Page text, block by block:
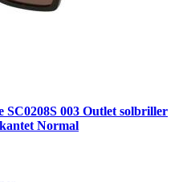
003 Outlet solbriller
Normal